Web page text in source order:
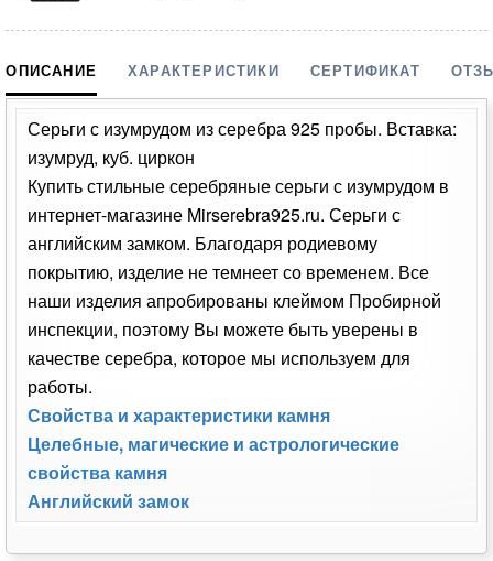
ОПИСАНИЕ ХАРАКТЕРИСТИКИ СЕРТИФИКАТ
Серьги с изумрудом из серебра 925 пробы. Вставка:
изумруд, куб. циркон
Купить стильные серебряные серьги с изумрудом в
интернет-магазине Mirserebra925.ru. Серьги с
английским замком. Благодаря родиевому
покрытию, изделие не темнеет со временем. Все
наши изделия апробированы клеймом Пробирной
инспекции, поэтому Вы можете быть уверены в
качестве серебра, которое мы используем для
работы.
Свойства и характеристики камня
Целебные, магические и астрологические
свойства камня
Английский замок